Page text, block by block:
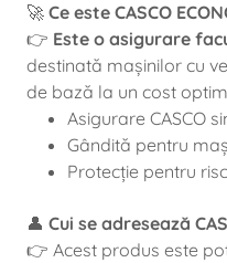
🚀 Ce este CASCO
👉 Este o asigurare
destinată mașinilor cu
de bază la un cost
Asigurare CASCO
Gândită pentru
Protecție pentru
👤 Cui se adresează
👉 Acest produs este